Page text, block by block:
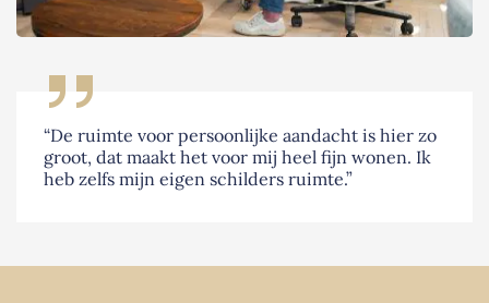
“De ruimte voor persoonlijke aandacht is hier zo
groot, dat maakt het voor mij heel fijn wonen. Ik
heb zelfs mijn eigen schilders ruimte.”